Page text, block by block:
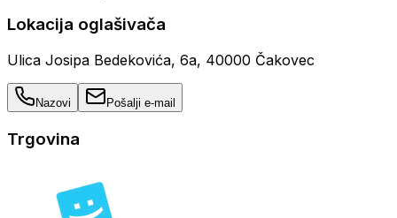
Lokacija oglašivača
Ulica Josipa Bedekovića, 6a, 40000 Čakovec
Nazovi Pošalji e-mail
Trgovina